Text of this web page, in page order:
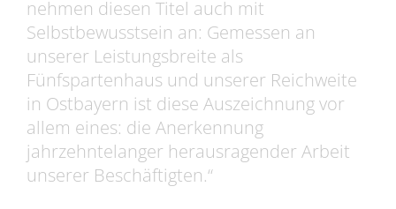
nehmen diesen Titel auch mit
Selbstbewusstsein an: Gemessen an
unserer Leistungsbreite als
Fünfspartenhaus und unserer Reichweite
in Ostbayern ist diese Auszeichnung vor
allem eines: die Anerkennung
jahrzehntelanger herausragender Arbeit
unserer Beschäftigten.“